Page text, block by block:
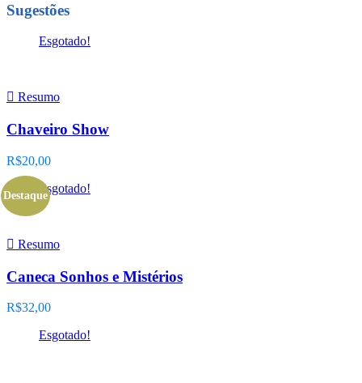
Sugestões
Esgotado!
Resumo
Chaveiro Show
R$20,00
Esgotado!
Leia mais
Resumo
Destaque
Caneca Sonhos e Mistérios
R$32,00
Esgotado!